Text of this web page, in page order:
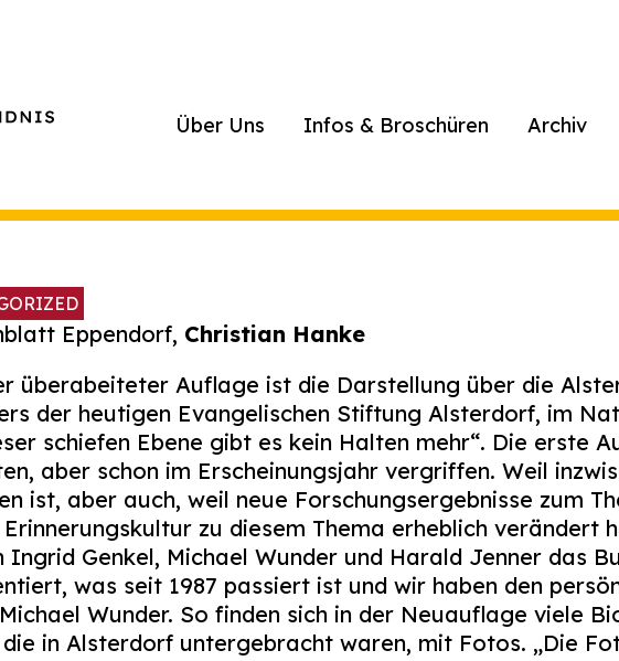
Über Uns Infos & Broschüren Archiv
Eppendorf, Christian Hanke
überabeiteter Auflage ist die Darstellung über die
der heutigen Evangelischen Stiftung Alsterdorf, im
schiefen Ebene gibt es kein Halten mehr“. Die erste
aber schon im Erscheinungsjahr vergriffen. Weil
ist, aber auch, weil neue Forschungsergebnisse zum
zu diesem Thema erheblich verändert
Ingrid Genkel, Michael Wunder und Harald Jenner das
was seit 1987 passiert ist und wir haben den
Wunder. So finden sich in der Neuauflage viele
in Alsterdorf untergebracht waren, mit Fotos. „Die